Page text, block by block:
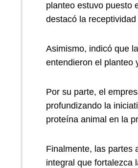
planteo estuvo puesto
destacó la
Asimismo, indicó que
entendieron el planteo
Por su parte, el
profundizando la
proteína animal en la
Finalmente, las partes
integral que fortalezca